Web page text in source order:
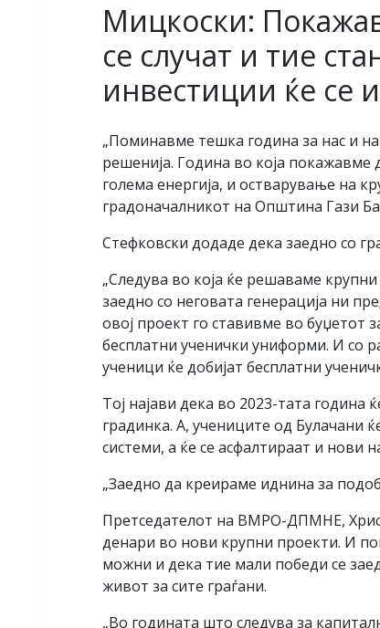
Мицкоски:
се случат и тие
инвестиции ќе се
„Поминавме тешка година за нас и
решенија. Година во која покажавме
голема енергија, и остварување на
градоначалникот на Општина Гази
Стефковски додаде дека заедно со
„Следува во која ќе решаваме
заедно со неговата генерација ни
овој проект го ставивме во буџетот
бесплатни ученички униформи. И со
ученици ќе добијат бесплатни
Тој најави дека во 2023-тата
градинка. А, учениците од Булачани
системи, а ќе се асфалтираат и нови
„Заедно да креираме иднина за
Претседателот на ВМРО-ДПМНЕ,
денари во нови крупни проекти. И
можни и дека тие мали победи се
живот за сите граѓани.
„Во годината што следува за